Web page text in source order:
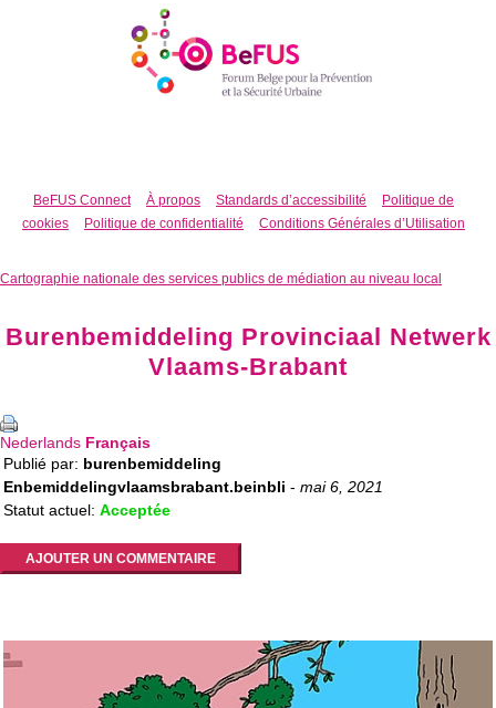
BeFUS Connect À propos Standards d’accessibilité
Politique de
cookies
Politique de confidentialité Conditions Générales d’Utilisation
Cartographie nationale des services publics de médiation au niveau local
Burenbemiddeling Provinciaal Netwerk
Vlaams-Brabant
Nederlands Français
Publié par: burenbemiddeling
Enbemiddelingvlaamsbrabant.beinbli - mai 6, 2021
Statut actuel: Acceptée
AJOUTER UN COMMENTAIRE